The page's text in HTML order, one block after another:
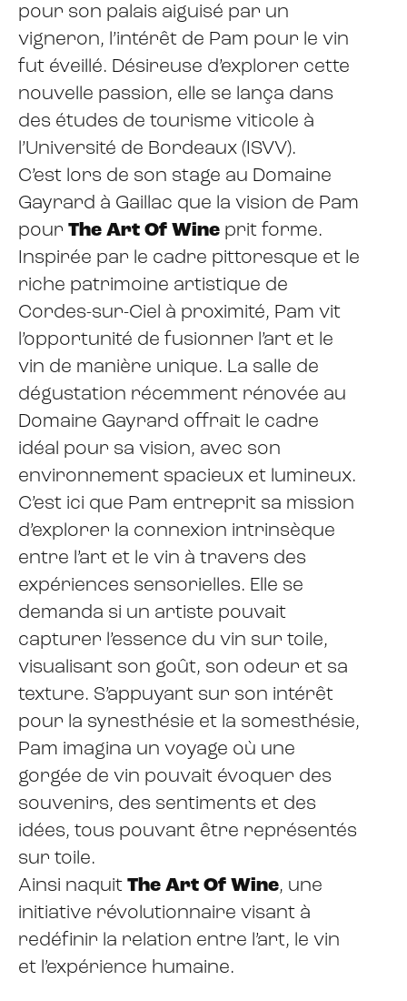
pour son palais aiguisé par un
vigneron, l’intérêt de Pam pour le vin
fut éveillé. Désireuse d’explorer cette
nouvelle passion, elle se lança dans
des études de tourisme viticole à
l’Université de Bordeaux (ISVV).
C’est lors de son stage au Domaine
Gayrard à Gaillac que la vision de Pam
pour The Art Of Wine prit forme.
Inspirée par le cadre pittoresque et le
riche patrimoine artistique de
Cordes-sur-Ciel à proximité, Pam vit
l’opportunité de fusionner l’art et le
vin de manière unique. La salle de
dégustation récemment rénovée au
Domaine Gayrard offrait le cadre
idéal pour sa vision, avec son
environnement spacieux et lumineux.
C’est ici que Pam entreprit sa mission
d’explorer la connexion intrinsèque
entre l’art et le vin à travers des
expériences sensorielles. Elle se
demanda si un artiste pouvait
capturer l’essence du vin sur toile,
visualisant son goût, son odeur et sa
texture. S’appuyant sur son intérêt
pour la synesthésie et la somesthésie,
Pam imagina un voyage où une
gorgée de vin pouvait évoquer des
souvenirs, des sentiments et des
idées, tous pouvant être représentés
sur toile.
Ainsi naquit The Art Of Wine, une
initiative révolutionnaire visant à
redéfinir la relation entre l’art, le vin
et l’expérience humaine.